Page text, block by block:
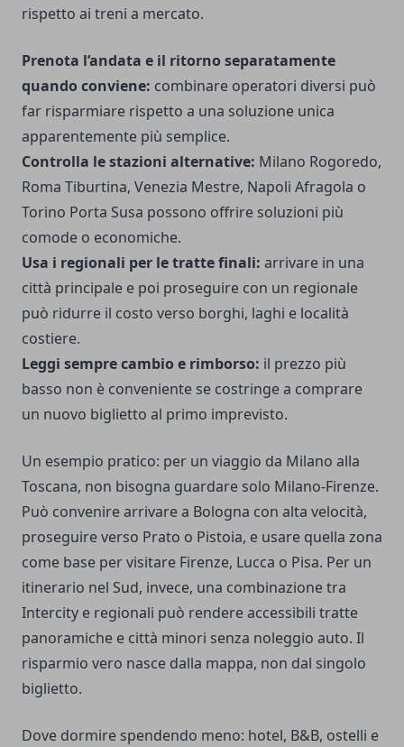
rispetto ai treni a mercato.
Prenota l’andata e il ritorno separatamente
quando conviene: combinare operatori diversi può
far risparmiare rispetto a una soluzione unica
apparentemente più semplice.
Controlla le stazioni alternative: Milano Rogoredo,
Roma Tiburtina, Venezia Mestre, Napoli Afragola o
Torino Porta Susa possono offrire soluzioni più
comode o economiche.
Usa i regionali per le tratte finali: arrivare in una
città principale e poi proseguire con un regionale
può ridurre il costo verso borghi, laghi e località
costiere.
Leggi sempre cambio e rimborso: il prezzo più
basso non è conveniente se costringe a comprare
un nuovo biglietto al primo imprevisto.
Un esempio pratico: per un viaggio da Milano alla
Toscana, non bisogna guardare solo Milano-Firenze.
Può convenire arrivare a Bologna con alta velocità,
proseguire verso Prato o Pistoia, e usare quella zona
come base per visitare Firenze, Lucca o Pisa. Per un
itinerario nel Sud, invece, una combinazione tra
Intercity e regionali può rendere accessibili tratte
panoramiche e città minori senza noleggio auto. Il
risparmio vero nasce dalla mappa, non dal singolo
biglietto.
Dove dormire spendendo meno: hotel, B&B, ostelli e